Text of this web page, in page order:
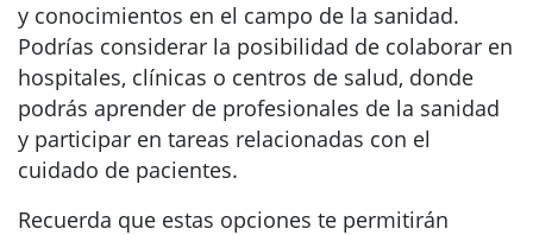
y conocimientos en el campo de la sanidad.
Podrías considerar la posibilidad de colaborar en
hospitales, clínicas o centros de salud, donde
podrás aprender de profesionales de la sanidad
y participar en tareas relacionadas con el
cuidado de pacientes.
Recuerda que estas opciones te permitirán